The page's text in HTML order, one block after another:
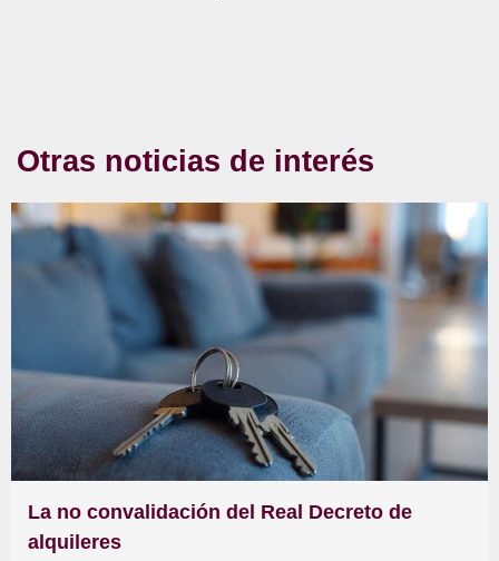
Otras noticias de interés
La no convalidación del Real Decreto de
alquileres